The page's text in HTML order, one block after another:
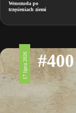
Wenezuela po
trzęsieniach ziemi
17 lipca 2026 #400